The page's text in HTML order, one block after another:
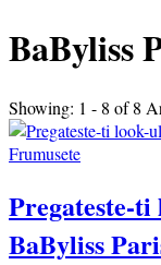
BaByliss
Showing: 1 - 8 of 8
Frumusete
Pregateste-ti
BaByliss